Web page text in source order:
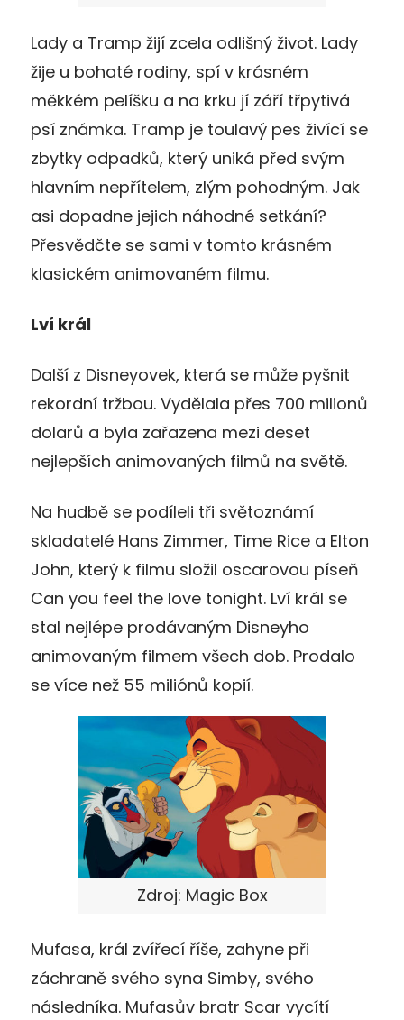
Lady a Tramp žijí zcela odlišný život. Lady
žije u bohaté rodiny, spí v krásném
měkkém pelíšku a na krku jí září třpytivá
psí známka. Tramp je toulavý pes živící se
zbytky odpadků, který uniká před svým
hlavním nepřítelem, zlým pohodným. Jak
asi dopadne jejich náhodné setkání?
Přesvědčte se sami v tomto krásném
klasickém animovaném filmu.
Lví král
Další z Disneyovek, která se může pyšnit
rekordní tržbou. Vydělala přes 700 milionů
dolarů a byla zařazena mezi deset
nejlepších animovaných filmů na světě.
Na hudbě se podíleli tři světoznámí
skladatelé Hans Zimmer, Time Rice a Elton
John, který k filmu složil oscarovou píseň
Can you feel the love tonight. Lví král se
stal nejlépe prodávaným Disneyho
animovaným filmem všech dob. Prodalo
se více než 55 miliónů kopií.
Zdroj: Magic Box
Mufasa, král zvířecí říše, zahyne při
záchraně svého syna Simby, svého
následníka. Mufasův bratr Scar vycítí